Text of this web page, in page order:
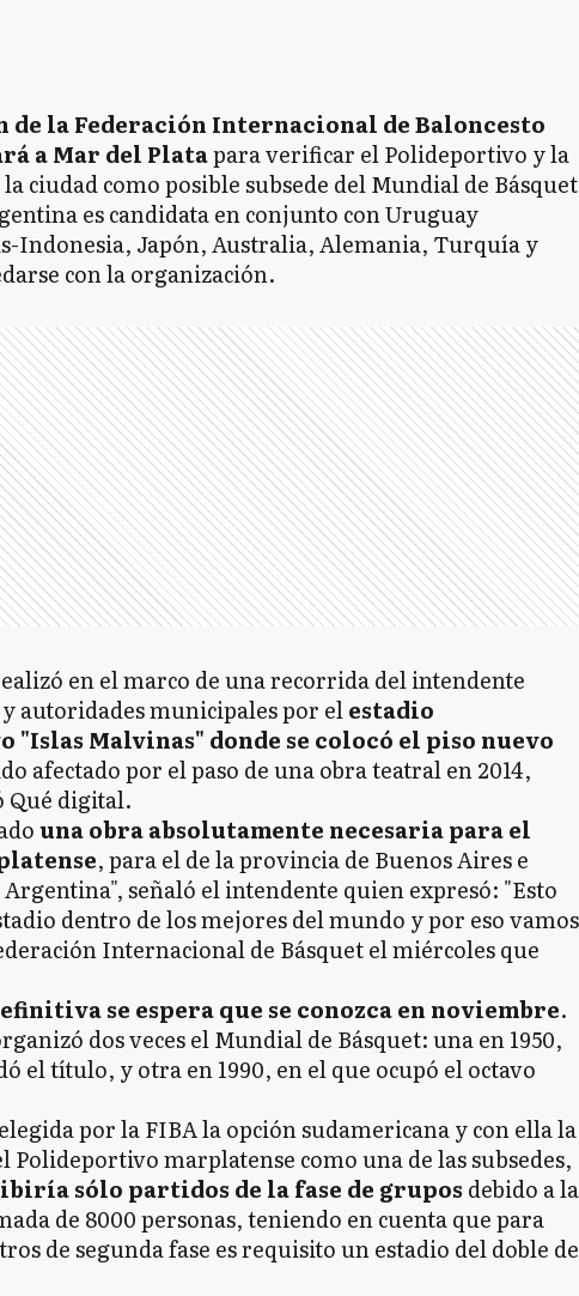
de la Federación Internacional de Baloncesto
a Mar del Platapara verificar el Polideportivo y la
ciudad como posible subsede del Mundial de Básquet
es candidata en conjunto con Uruguay
Indonesia, Japón, Australia, Alemania, Turquía y
con la organización.
en el marco de una recorrida del intendente
autoridades municipales por elestadio
Malvinas" donde se colocó el piso nuevo
afectado por el paso de una obra teatral en 2014,
digital.
una obra absolutamente necesaria para el
, para el de la provincia de Buenos Aires e
señaló el intendente quien expresó: "Esto
dentro de los mejores del mundo y por eso vamos
Internacional de Básquet el miércoles que
se espera que se conozca en noviembre.
dos veces el Mundial de Básquet: una en 1950,
el título, y otra en 1990, en el que ocupó el octavo
por la FIBA la opción sudamericana y con ella la
Polideportivo marplatense como una de las subsedes,
sólo partidos de la fase de grupos debido a la
de 8000 personas, teniendo en cuenta que para
de segunda fase es requisito un estadio del doble de